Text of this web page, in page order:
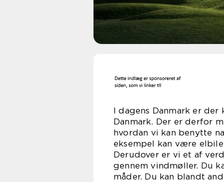
I dagens Danmark er
Danmark. Der er derfor
hvordan vi kan benytte
eksempel kan være
Derudover er vi et af
gennem vindmøller. Du
måder. Du kan blandt